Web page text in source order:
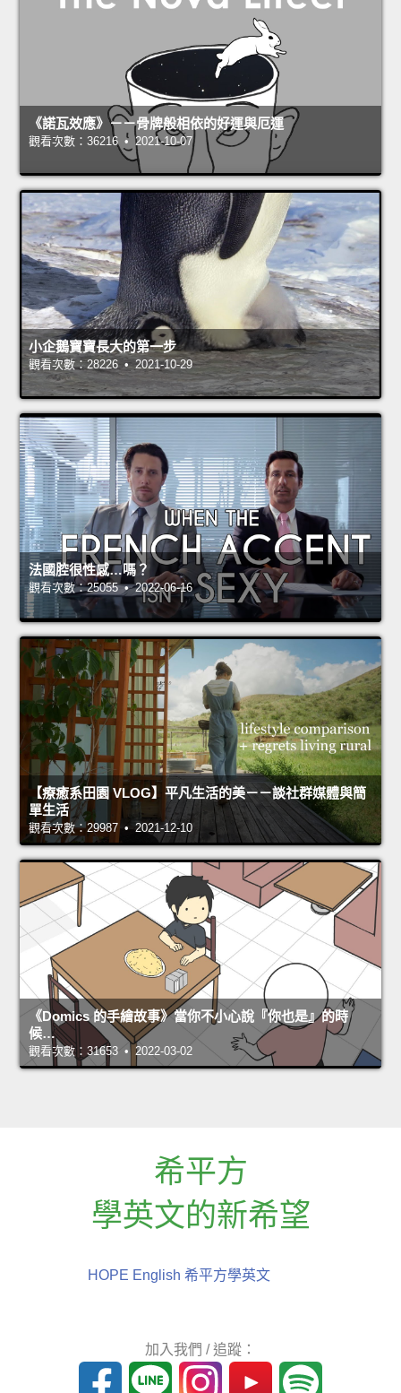
《諾瓦效應》－－骨牌般相依的好運與厄運
觀看次數：36216 • 2021-10-07
小企鵝寶寶長大的第一步
觀看次數：28226 • 2021-10-29
法國腔很性感…嗎？
觀看次數：25055 • 2022-06-16
【療癒系田園 VLOG】平凡生活的美－－談社群媒體與簡
單生活
觀看次數：29987 • 2021-12-10
《Domics 的手繪故事》當你不小心說『你也是』的時
候…
觀看次數：31653 • 2022-03-02
希平方
學英文的新希望
HOPE English 希平方學英文
加入我們 / 追蹤：